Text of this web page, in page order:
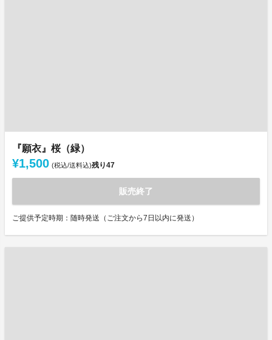
『願衣』桜（緑）
¥1,500 (税込/送料込)残り47
販売終了
ご提供予定時期：随時発送（ご注文から7日以内に発送）